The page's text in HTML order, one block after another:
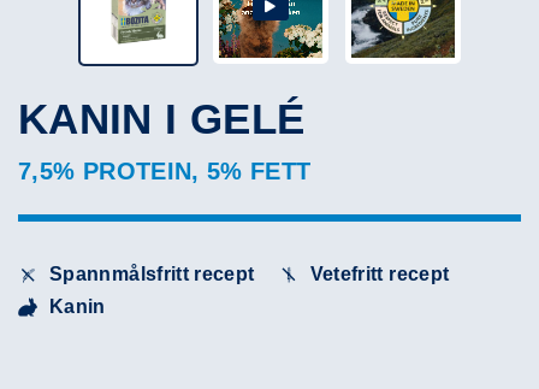
KANIN I GELÉ
7,5% PROTEIN, 5% FETT
Spannmålsfritt recept
Vetefritt recept
Kanin